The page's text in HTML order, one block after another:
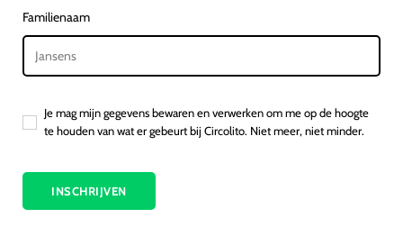
Familienaam
Je mag mijn gegevens bewaren en verwerken om me op de hoogte
te houden van wat er gebeurt bij Circolito. Niet meer, niet minder.
INSCHRIJVEN